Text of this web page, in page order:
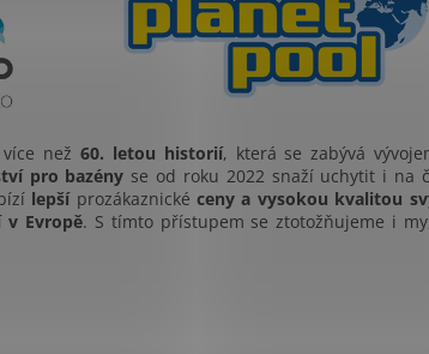
než 60. letou historií, která se zabývá
pro bazény se od roku 2022 snaží uchytit i na
lepšíprozákaznickéceny a vysokou kvalitou
v Evropě. S tímto přístupem se ztotožňujeme i